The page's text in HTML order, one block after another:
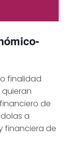
finalidad
de
a
financiera de